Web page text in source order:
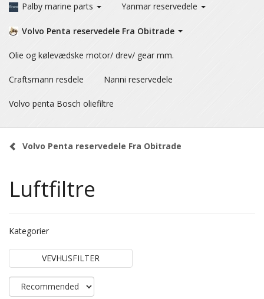
Palby marine parts Yanmar reservedele
Volvo Penta reservedele Fra Obitrade
Olie og kølevædske motor/ drev/ gear mm.
Craftsmann resdele Nanni reservedele
Volvo penta Bosch oliefiltre
Volvo Penta reservedele Fra Obitrade
Luftfiltre
Kategorier
VEVHUSFILTER